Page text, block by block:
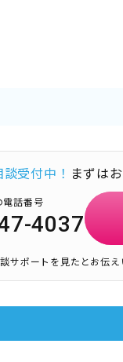
受付中！ まずは
電話番号
4037
サポートを見たとお伝え